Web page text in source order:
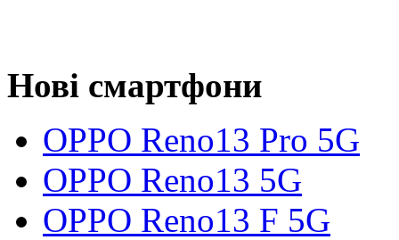
Нові смартфони
OPPO Reno13 Pro 5G
OPPO Reno13 5G
OPPO Reno13 F 5G